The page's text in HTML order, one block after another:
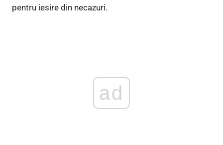
pentru iesire din necazuri.
ad